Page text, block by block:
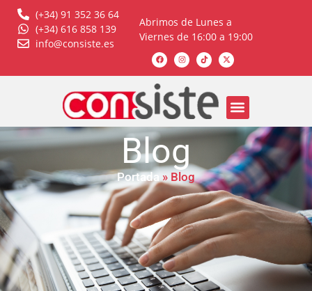
(+34) 91 352 36 64
(+34) 616 858 139
info@consiste.es
Abrimos de Lunes a
Viernes de 16:00 a 19:00
Blog
Portada » Blog